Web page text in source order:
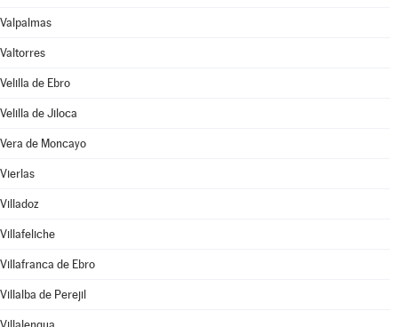
Valpalmas
Valtorres
Velilla de Ebro
Velilla de Jiloca
Vera de Moncayo
Vierlas
Villadoz
Villafeliche
Villafranca de Ebro
Villalba de Perejil